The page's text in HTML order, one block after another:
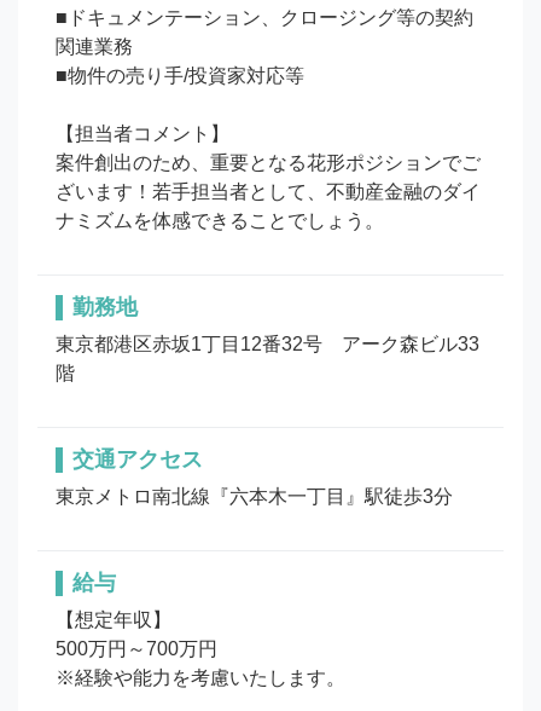
■ドキュメンテーション、クロージング等の契約
関連業務
■物件の売り手/投資家対応等
【担当者コメント】
案件創出のため、重要となる花形ポジションでご
ざいます！若手担当者として、不動産金融のダイ
ナミズムを体感できることでしょう。
勤務地
東京都港区赤坂1丁目12番32号　アーク森ビル33
階
交通アクセス
東京メトロ南北線『六本木一丁目』駅徒歩3分
給与
【想定年収】
500万円～700万円
※経験や能力を考慮いたします。